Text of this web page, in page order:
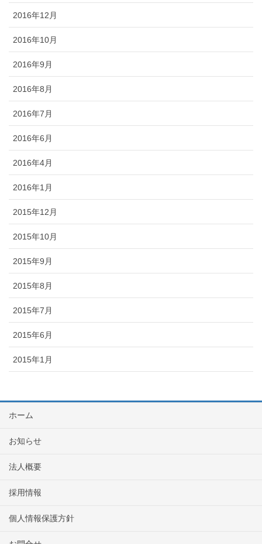
2016年12月
2016年10月
2016年9月
2016年8月
2016年7月
2016年6月
2016年4月
2016年1月
2015年12月
2015年10月
2015年9月
2015年8月
2015年7月
2015年6月
2015年1月
ホーム
お知らせ
法人概要
採用情報
個人情報保護方針